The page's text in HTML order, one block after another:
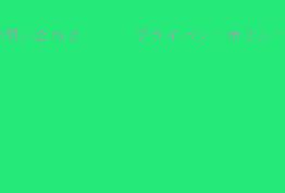
問い合わせ プライバシーポリシー